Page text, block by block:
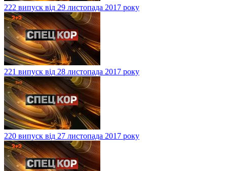
222 випуск від 29 листопада 2017 року
221 випуск від 28 листопада 2017 року
220 випуск від 27 листопада 2017 року